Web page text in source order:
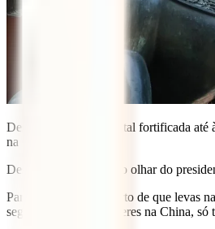
Desde o tempo de capital fortificada até
na
Descobre os palácios, o olhar do
Parte para o oriente certo de que levas
seguro quando já estiveres na China,